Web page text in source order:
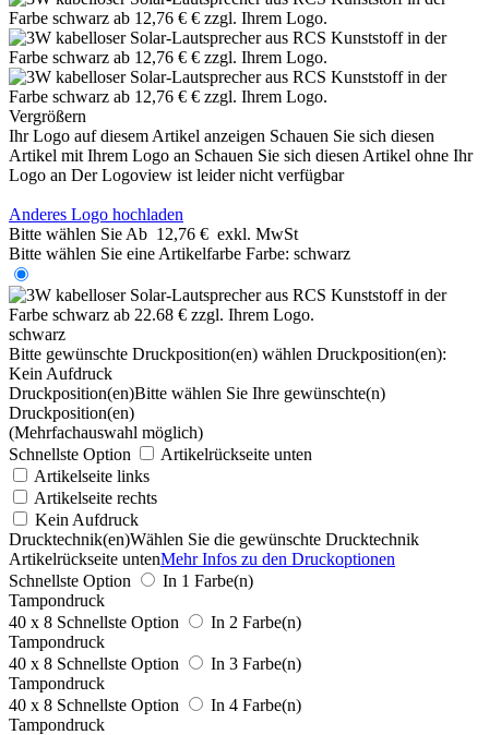
Vergrößern
Ihr Logo auf diesem Artikel anzeigen Schauen Sie sich diesen
Artikel mit Ihrem Logo an Schauen Sie sich diesen Artikel ohne Ihr
Logo an Der Logoview ist leider nicht verfügbar
Anderes Logo hochladen
Bitte wählen Sie Ab 12,76 € exkl. MwSt
Bitte wählen Sie eine Artikelfarbe Farbe: schwarz
schwarz
Bitte gewünschte Druckposition(en) wählen Druckposition(en):
Kein Aufdruck
Druckposition(en)Bitte wählen Sie Ihre gewünschte(n)
Druckposition(en)
(Mehrfachauswahl möglich)
Schnellste Option
Artikelrückseite unten
Artikelseite links
Artikelseite rechts
Kein Aufdruck
Drucktechnik(en)Wählen Sie die gewünschte Drucktechnik
Artikelrückseite untenMehr Infos zu den Druckoptionen
Schnellste Option
In 1 Farbe(n)
Tampondruck
40 x 8 Schnellste Option
In 2 Farbe(n)
Tampondruck
40 x 8 Schnellste Option
In 3 Farbe(n)
Tampondruck
40 x 8 Schnellste Option
In 4 Farbe(n)
Tampondruck